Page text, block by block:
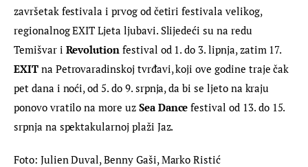
završetak festivala i prvog od četiri festivala velikog,
regionalnog EXIT Ljeta ljubavi. Slijedeći su na redu
Temišvar i Revolution festival od 1. do 3. lipnja, zatim 17.
EXIT na Petrovaradinskoj tvrđavi, koji ove godine traje čak
pet dana i noći, od 5. do 9. srpnja, da bi se ljeto na kraju
ponovo vratilo na more uz Sea Dance festival od 13. do 15.
srpnja na spektakularnoj plaži Jaz.
Foto: Julien Duval, Benny Gaši, Marko Ristić